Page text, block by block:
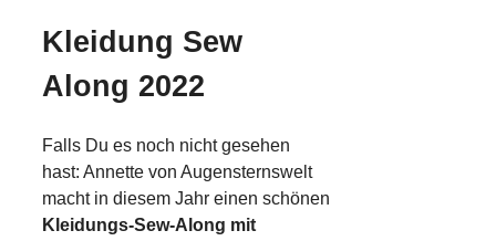
Kleidung Sew
Along 2022
Falls Du es noch nicht gesehen
hast: Annette von Augensternswelt
macht in diesem Jahr einen schönen
Kleidungs-Sew-Along mit